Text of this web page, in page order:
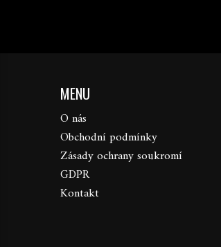
MENU
O nás
Obchodní podmínky
Zásady ochrany soukromí
GDPR
Kontakt